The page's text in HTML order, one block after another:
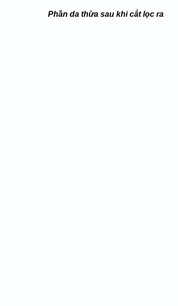
Phần da thừa sau khi cắt lọc ra